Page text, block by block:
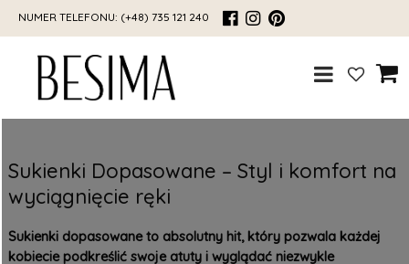
NUMER TELEFONU: (+48) 735 121 240
Sukienki Dopasowane – Styl i komfort na
wyciągnięcie ręki
Sukienki dopasowane to absolutny hit, który pozwala każdej
kobiecie podkreślić swoje atuty i wyglądać niezwykle